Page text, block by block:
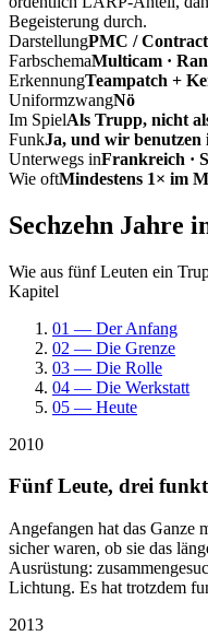
Begeisterung durch.
DarstellungPMC /
FarbschemaMulticam ·
ErkennungTeampatch +
UniformzwangNö
Im SpielAls Trupp, nicht
FunkJa, und wir benutzen
Unterwegs inFrankreich ·
Wie oftMindestens 1× im
Sechzehn Jahre
Wie aus fünf Leuten ein
Kapitel
01 — Der Anfang
02 — Die Grenze
03 — Die Rolle
04 — Die Werkstatt
05 — Heute
2010
Fünf Leute, drei
Angefangen hat das Ganze
sicher waren, ob sie das
Ausrüstung:
Lichtung. Es hat trotzdem
2013